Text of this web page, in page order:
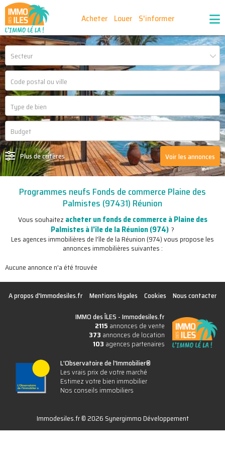
Acheter Louer S'informer
Nos outils Ma sélection d'annonces
Recrutement Partenaires
Secteur
Plus de critères Voir les annonces
Programmes neufs Fonds de commerce Plaine des
Palmistes (97431) Réunion
Vous souhaitez acheter un fonds de commerce à Plaine des
Palmistes à l'île de la Réunion (974) ?
Les agences immobilières de l'île de la Réunion (974) vous propose les
annonces immobilières suivantes :
Aucune annonce n'a été trouvée
A propos d'Immodesiles.fr Mentions légales Cookies
Nous contacter
IMMO des ÎLES -Immodesiles.fr
2115 annonces de vente
373 annonces de location
103 agences partenaires
L'Observatoire de l'Immobilier®
Les vrais prix de votre marché
Estimez votre bien immobilier
Nos conseils immobiliers
Immodesiles.fr © 2026 Synergimmo Développement